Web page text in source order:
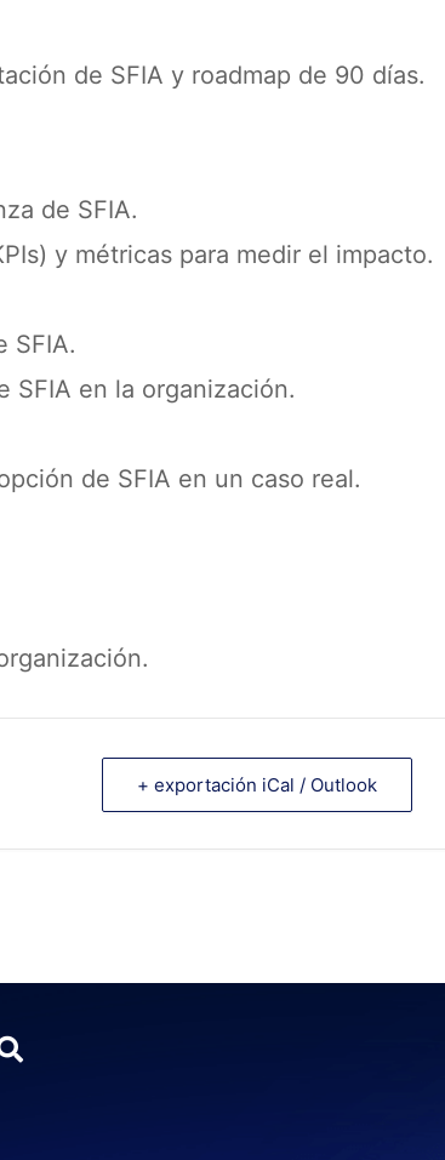
de SFIA y roadmap de 90 días.
de SFIA.
y métricas para medir el impacto.
SFIA.
SFIA en la organización.
de SFIA en un caso real.
+ exportación iCal / Outlook